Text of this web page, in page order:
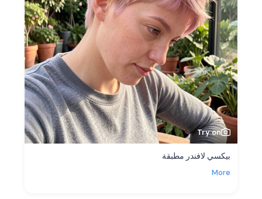
Try on
بيكسي لافندر مطبقة
More